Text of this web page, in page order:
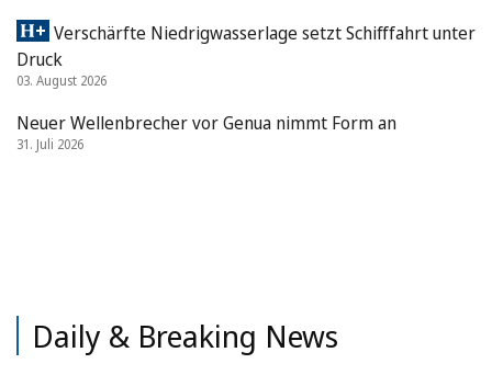
Verschärfte Niedrigwasserlage setzt Schifffahrt unter
Druck
03. August 2026
Neuer Wellenbrecher vor Genua nimmt Form an
31. Juli 2026
Daily & Breaking News